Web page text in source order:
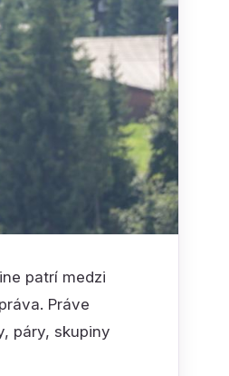
patrí medzi
Práve
páry, skupiny